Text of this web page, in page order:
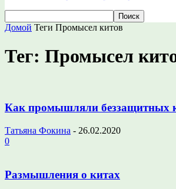
Домой Теги Промысел китов
Тег: Промысел
Как промышляли беззащитных
Татьяна Фокина - 26.02.2020
0
Размышления о китах